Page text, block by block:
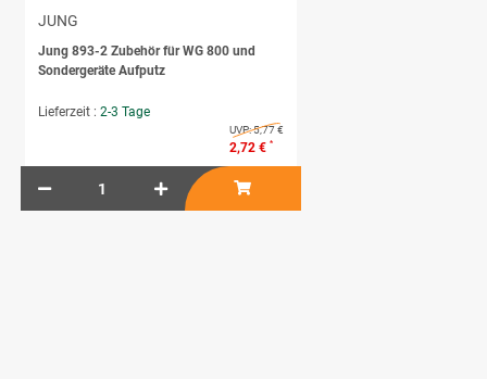
JUNG
Jung 893-2 Zubehör für WG 800 und
Sondergeräte Aufputz
Lieferzeit : 2-3 Tage
UVP:5,77 €
2,72 € *